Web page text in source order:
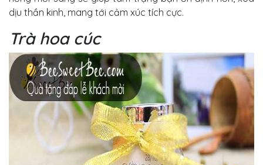
dịu thần kinh, mang tới cảm xúc tích cực.
Trà hoa cúc